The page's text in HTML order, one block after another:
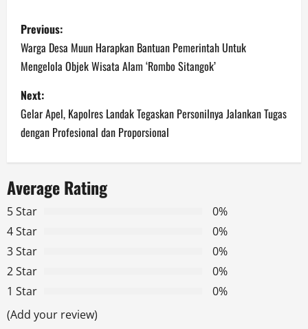
P
o
s
t
n
a
v
i
g
a
t
Previous:
Warga Desa Muun Harapkan Bantuan Pemerintah Untuk
Mengelola Objek Wisata Alam ‘Rombo Sitangok’
Next:
Gelar Apel, Kapolres Landak Tegaskan Personilnya Jalankan Tugas
dengan Profesional dan Proporsional
Average Rating
5 Star
0%
4 Star
0%
3 Star
0%
2 Star
0%
1 Star
0%
(Add your review)